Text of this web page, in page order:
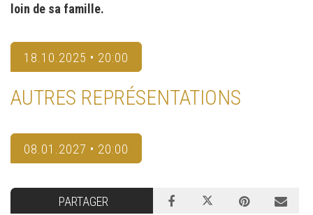
loin de sa famille.
18.10.2025 • 20:00
AUTRES REPRÉSENTATIONS
08.01.2027 • 20:00
PARTAGER